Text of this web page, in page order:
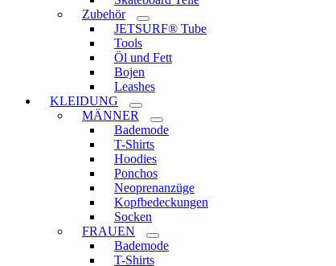
Zubehör
JETSURF® Tube
Tools
Öl und Fett
Bojen
Leashes
KLEIDUNG
MÄNNER
Bademode
T-Shirts
Hoodies
Ponchos
Neoprenanzüge
Kopfbedeckungen
Socken
FRAUEN
Bademode
T-Shirts